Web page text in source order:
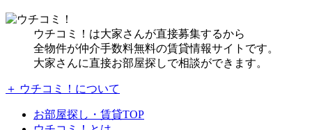
ウチコミ！は大家さんが直接募集するから
全物件が仲介手数料無料の賃貸情報サイトです。
大家さんに直接お部屋探しで相談ができます。
＋ ウチコミ！について
お部屋探し・賃貸TOP